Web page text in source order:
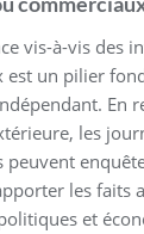
vis-à-vis des
est un pilier
En
les
peuvent
les faits
et